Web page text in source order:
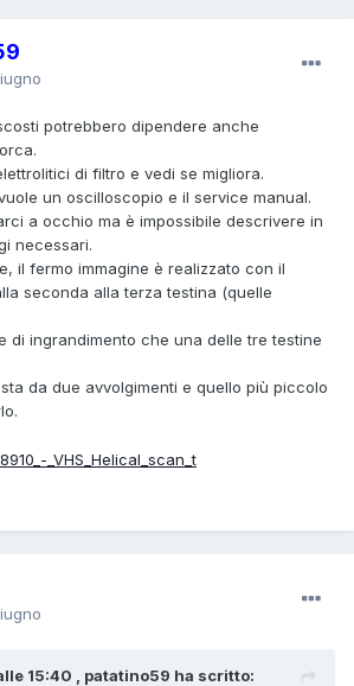
potrebbero dipendere anche
di filtro e vedi se migliora.
un oscilloscopio e il service manual.
a occhio ma è impossibile descrivere in
necessari.
il fermo immagine è realizzato con il
seconda alla terza testina (quelle
di ingrandimento che una delle tre testine
da due avvolgimenti e quello più piccolo
15:40 , patatino59 ha scritto: